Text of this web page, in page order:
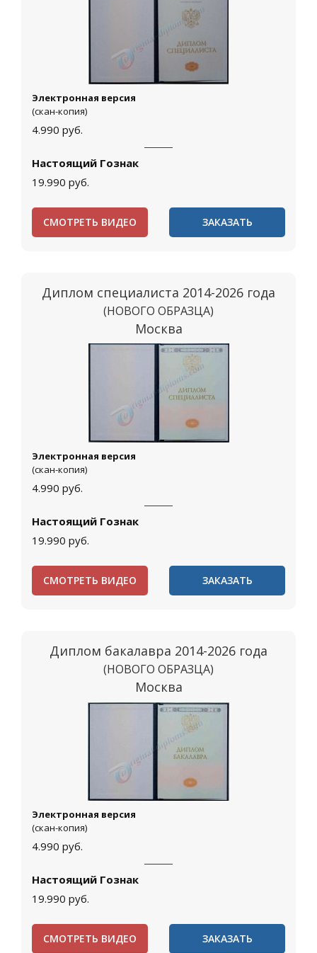
Электронная версия
(скан-копия)
4.990 руб.
Настоящий Гознак
19.990 руб.
СМОТРЕТЬ ВИДЕО ЗАКАЗАТЬ
Диплом специалиста 2014-2026 года
(НОВОГО ОБРАЗЦА)
Москва
Электронная версия
(скан-копия)
4.990 руб.
Настоящий Гознак
19.990 руб.
СМОТРЕТЬ ВИДЕО ЗАКАЗАТЬ
Диплом бакалавра 2014-2026 года
(НОВОГО ОБРАЗЦА)
Москва
Электронная версия
(скан-копия)
4.990 руб.
Настоящий Гознак
19.990 руб.
СМОТРЕТЬ ВИДЕО ЗАКАЗАТЬ